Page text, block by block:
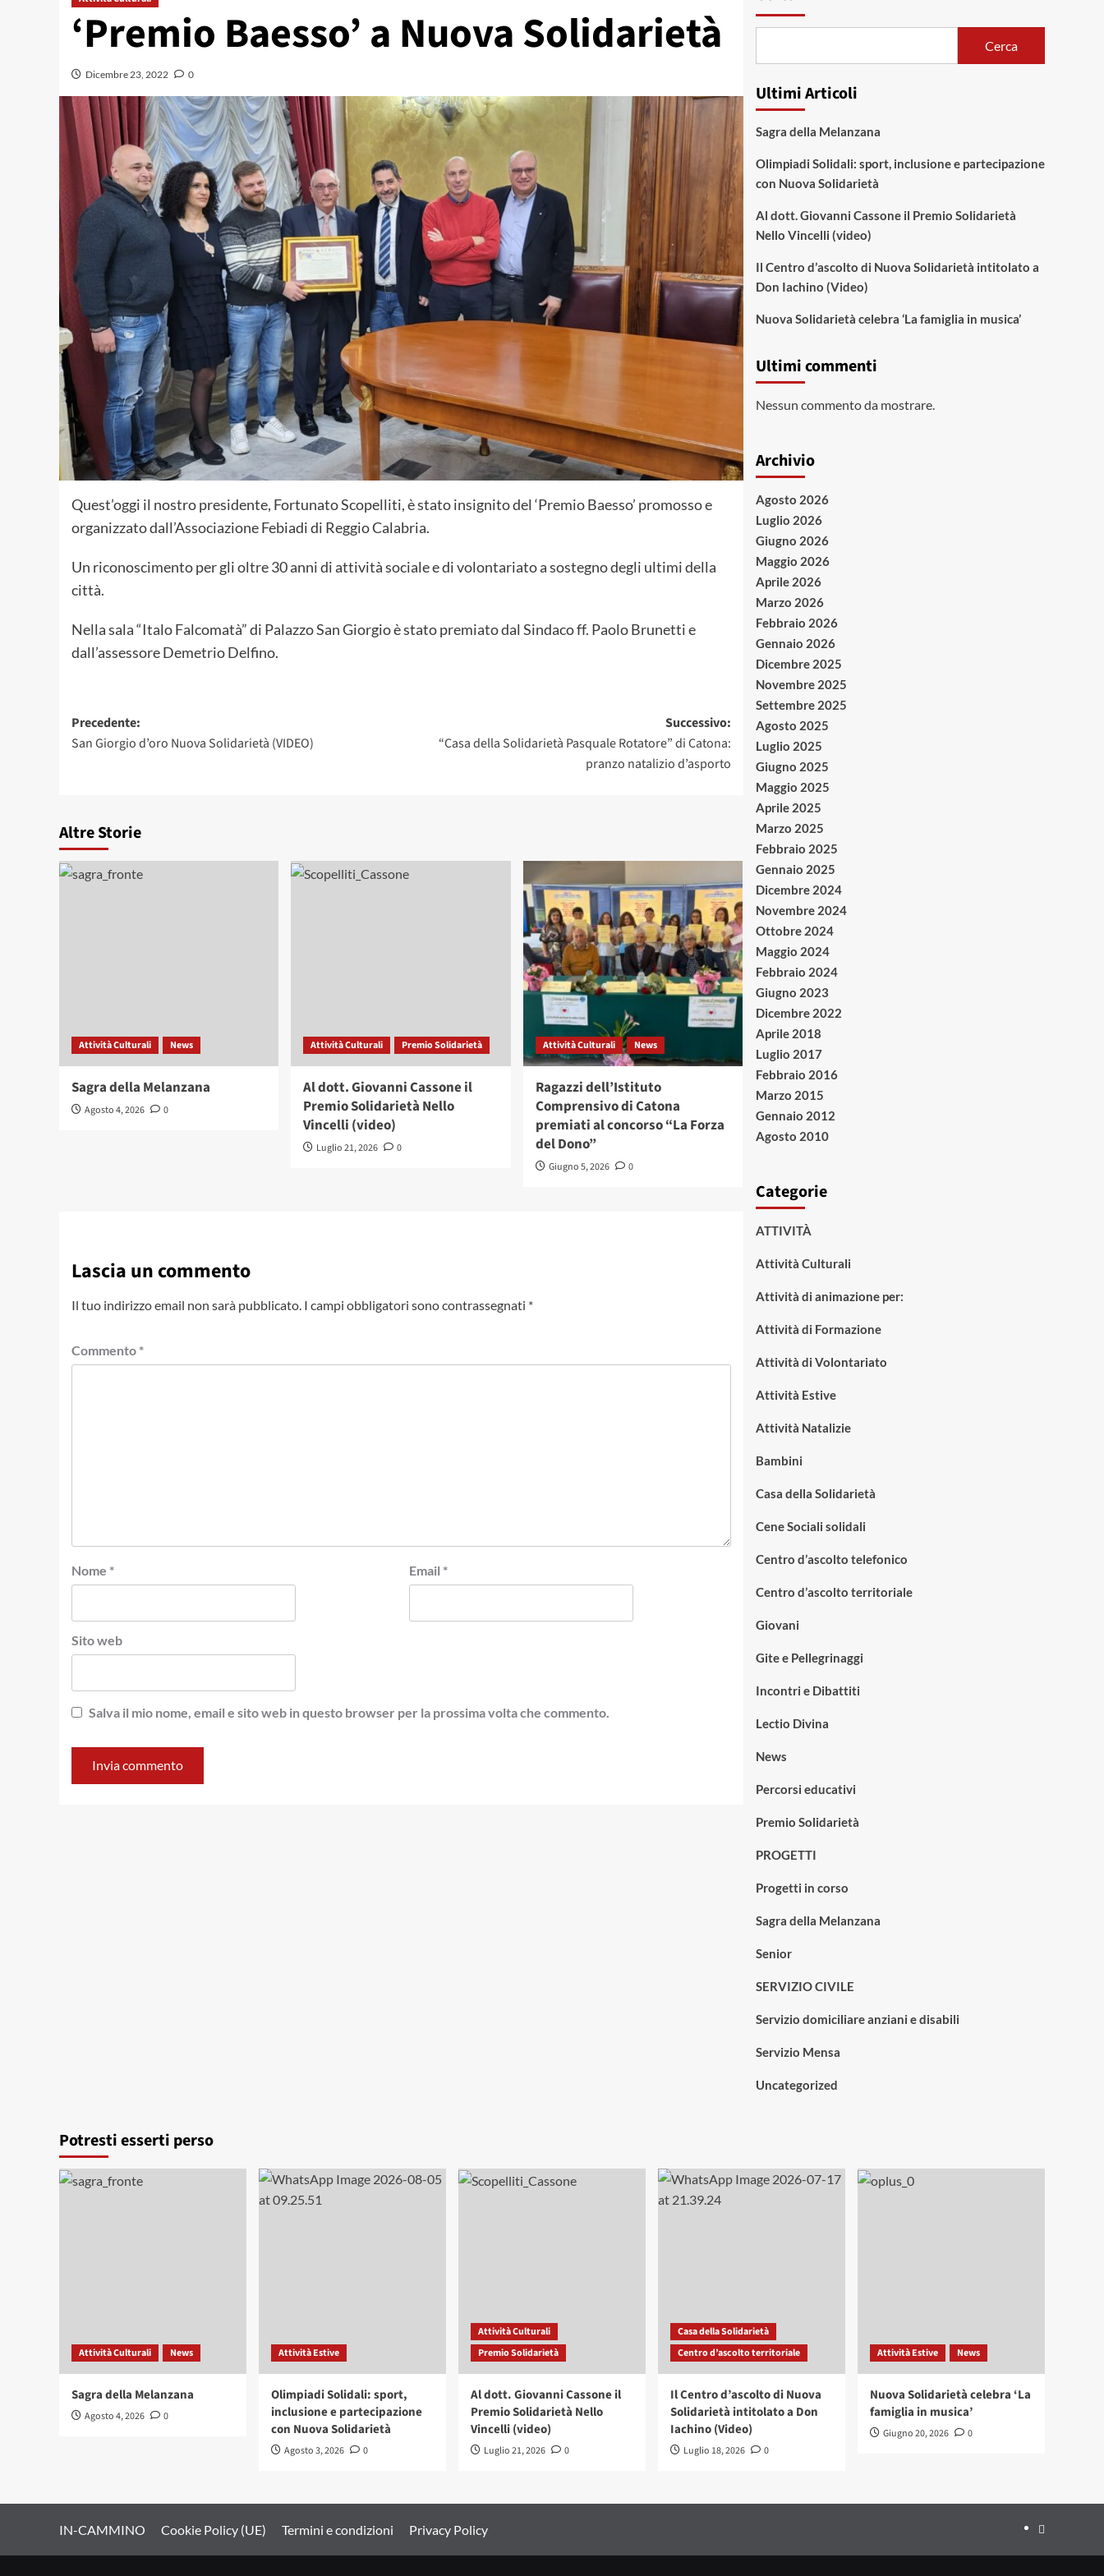
‘Premio Baesso’ a Nuova Solidarietà
Dicembre 23, 2022 0
Quest’oggi il nostro presidente, Fortunato Scopelliti, è stato insignito del ‘Premio Baesso’ promosso e
organizzato dall’Associazione Febiadi di Reggio Calabria.
Un riconoscimento per gli oltre 30 anni di attività sociale e di volontariato a sostegno degli ultimi della
città.
Nella sala “Italo Falcomatà” di Palazzo San Giorgio è stato premiato dal Sindaco ff. Paolo Brunetti e
dall’assessore Demetrio Delfino.
Navigazione
articolo
Precedente:
San Giorgio d’oro Nuova Solidarietà (VIDEO)
Successivo:
“Casa della Solidarietà Pasquale Rotatore” di Catona:
pranzo natalizio d’asporto
Altre Storie
Attività Culturali News
Sagra della Melanzana
Agosto 4, 2026 0
Attività Culturali Premio Solidarietà
Al dott. Giovanni Cassone il
Premio Solidarietà Nello
Vincelli (video)
Luglio 21, 2026 0
Attività Culturali News
Ragazzi dell’Istituto
Comprensivo di Catona
premiati al concorso “La Forza
del Dono”
Giugno 5, 2026 0
Lascia un commento
Il tuo indirizzo email non sarà pubblicato. I campi obbligatori sono contrassegnati *
Commento *
Nome * Email *
Sito web
Salva il mio nome, email e sito web in questo browser per la prossima volta che commento.
Cerca
Ultimi Articoli
Sagra della Melanzana
Olimpiadi Solidali: sport, inclusione e partecipazione
con Nuova Solidarietà
Al dott. Giovanni Cassone il Premio Solidarietà
Nello Vincelli (video)
Il Centro d’ascolto di Nuova Solidarietà intitolato a
Don Iachino (Video)
Nuova Solidarietà celebra ‘La famiglia in musica’
Ultimi commenti
Nessun commento da mostrare.
Archivio
Agosto 2026
Luglio 2026
Giugno 2026
Maggio 2026
Aprile 2026
Marzo 2026
Febbraio 2026
Gennaio 2026
Dicembre 2025
Novembre 2025
Settembre 2025
Agosto 2025
Luglio 2025
Giugno 2025
Maggio 2025
Aprile 2025
Marzo 2025
Febbraio 2025
Gennaio 2025
Dicembre 2024
Novembre 2024
Ottobre 2024
Maggio 2024
Febbraio 2024
Giugno 2023
Dicembre 2022
Aprile 2018
Luglio 2017
Febbraio 2016
Marzo 2015
Gennaio 2012
Agosto 2010
Categorie
ATTIVITÀ
Attività Culturali
Attività di animazione per:
Attività di Formazione
Attività di Volontariato
Attività Estive
Attività Natalizie
Bambini
Casa della Solidarietà
Cene Sociali solidali
Centro d’ascolto telefonico
Centro d’ascolto territoriale
Giovani
Gite e Pellegrinaggi
Incontri e Dibattiti
Lectio Divina
News
Percorsi educativi
Premio Solidarietà
PROGETTI
Progetti in corso
Sagra della Melanzana
Senior
SERVIZIO CIVILE
Servizio domiciliare anziani e disabili
Servizio Mensa
Uncategorized
Potresti esserti perso
Attività Culturali News
Sagra della Melanzana
Agosto 4, 2026 0
Attività Estive
Olimpiadi Solidali: sport,
inclusione e partecipazione
con Nuova Solidarietà
Agosto 3, 2026 0
Attività Culturali
Premio Solidarietà
Al dott. Giovanni Cassone il
Premio Solidarietà Nello
Vincelli (video)
Luglio 21, 2026 0
Casa della Solidarietà
Centro d’ascolto territoriale
Il Centro d’ascolto di Nuova
Solidarietà intitolato a Don
Iachino (Video)
Luglio 18, 2026 0
Attività Estive News
Nuova Solidarietà celebra ‘La
famiglia in musica’
Giugno 20, 2026 0
IN-CAMMINO Cookie Policy (UE) Termini e condizioni Privacy Policy CONTATTI